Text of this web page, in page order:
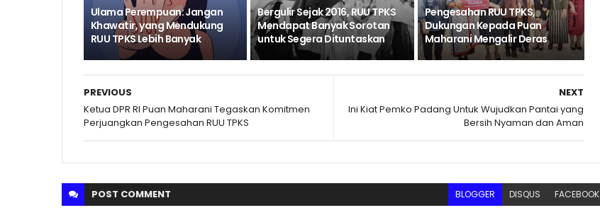
Ulama Perempuan: Jangan
Khawatir, yang Mendukung
RUU TPKS Lebih Banyak
Bergulir Sejak 2016, RUU TPKS
Mendapat Banyak Sorotan
untuk Segera Dituntaskan
Pengesahan RUU TPKS,
Dukungan Kepada Puan
Maharani Mengalir Deras
NEXT
Ini Kiat Pemko Padang Untuk Wujudkan Pantai yang
Bersih Nyaman dan Aman
PREVIOUS
Ketua DPR RI Puan Maharani Tegaskan Komitmen
Perjuangkan Pengesahan RUU TPKS
POST COMMENT BLOGGER DISQUS FACEBOOK